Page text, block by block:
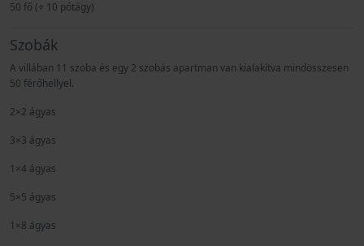
50 fő (+ 10 pótágy)
Szobák
A villában 11 szoba és egy 2 szobás apartman van kialakítva mindösszesen
50 férőhellyel.
2×2 ágyas
3×3 ágyas
1×4 ágyas
5×5 ágyas
1×8 ágyas